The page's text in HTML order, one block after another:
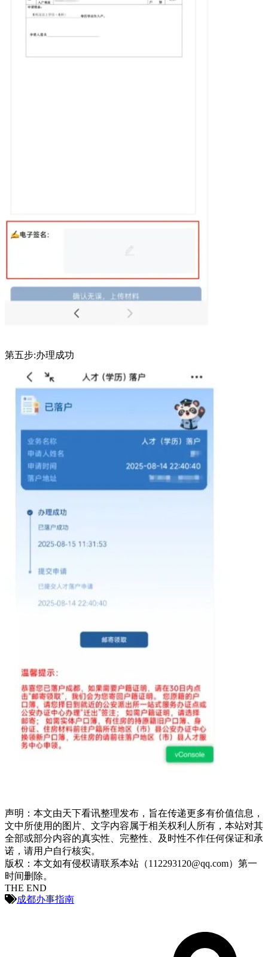
第五步:办理成功
声明：本文由天下看讯整理发布，旨在传递更多有价值信息，
文中所使用的图片、文字内容属于相关权利人所有，本站对其
全部或部分内容的真实性、完整性、及时性不作任何保证和承
诺，请用户自行核实。
版权：本文如有侵权请联系本站（112293120@qq.com）第一
时间删除。
THE END
成都办事指南